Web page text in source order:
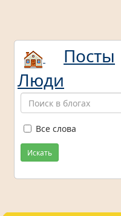
Посты
Люди
Все слова
Искать